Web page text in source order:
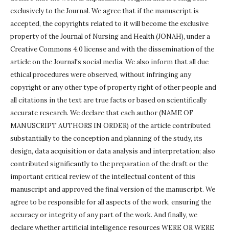
exclusively to the Journal. We agree that if the manuscript is
accepted, the copyrights related to it will become the exclusive
property of the Journal of Nursing and Health (JONAH), under a
Creative Commons 4.0 license and with the dissemination of the
article on the Journal's social media. We also inform that all due
ethical procedures were observed, without infringing any
copyright or any other type of property right of other people and
all citations in the text are true facts or based on scientifically
accurate research. We declare that each author (NAME OF
MANUSCRIPT AUTHORS IN ORDER) of the article contributed
substantially to the conception and planning of the study, its
design, data acquisition or data analysis and interpretation; also
contributed significantly to the preparation of the draft or the
important critical review of the intellectual content of this
manuscript and approved the final version of the manuscript. We
agree to be responsible for all aspects of the work, ensuring the
accuracy or integrity of any part of the work. And finally, we
declare whether artificial intelligence resources WERE OR WERE